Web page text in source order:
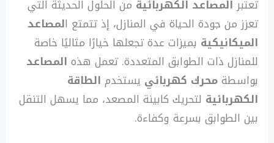
تعتبر المصاعد الكهربائية من الحلول الحديثة التي
تعزز من جودة الحياة في المنازل، إذ تتمتع المصاعد
الميكانيكية بميزات عدة تجعلها خيارًا مثاليًا خاصة
للمنازل ذات الطوابق المتعددة. تعمل هذه المصاعد
بواسطةمحرك كهربائي يستخدم الطاقة
الكهربائية لتحريك كابينة المصعد، مما يسهل التنقل
بين الطوابق بسرعة وكفاءة.